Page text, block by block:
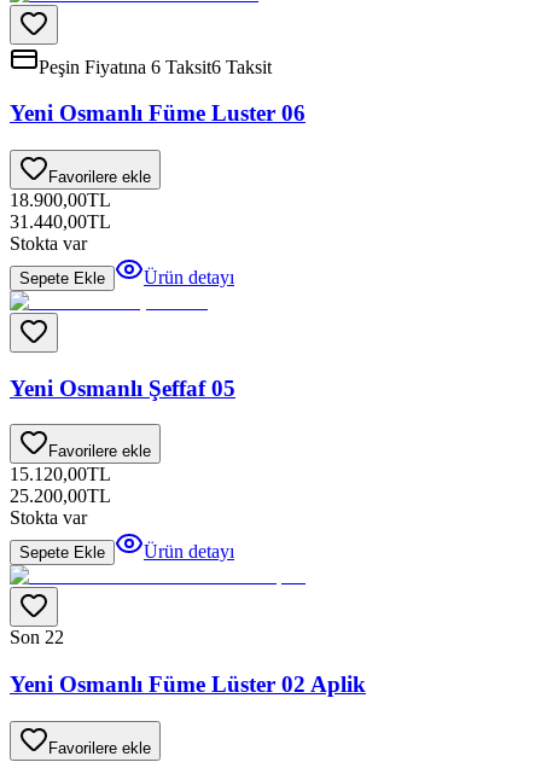
Peşin Fiyatına 6 Taksit6 Taksit
Yeni Osmanlı Füme Luster 06
Favorilere ekle
18.900,00TL
31.440,00TL
Stokta var
Sepete Ekle Ürün detayı
Yeni Osmanlı Şeffaf 05
Favorilere ekle
15.120,00TL
25.200,00TL
Stokta var
Sepete Ekle Ürün detayı
Son 22
Yeni Osmanlı Füme Lüster 02 Aplik
Favorilere ekle